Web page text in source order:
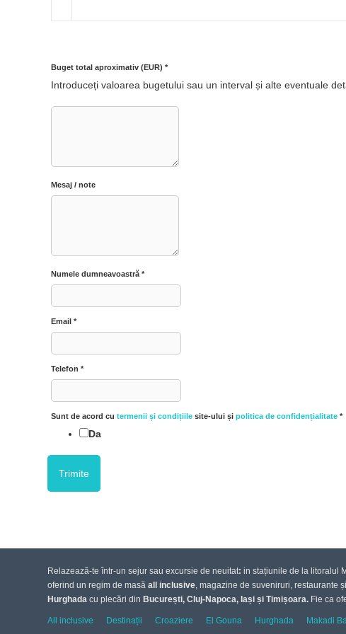
Buget total aproximativ (EUR) *
Introduceți valoarea bugetului sau un interval și alte eventuale
Mesaj / note
Numele dumneavoastră *
Email *
Telefon *
Sunt de acord cu termenii și condițiile site-ului și politica de confidențialitate *
Da
Relazează-te într-un sejur sau excursie de neuitat: in stațiunile de la litoralul
oferind un regim de masă all inclusive, magazine de suveniruri, restaurante
Hurghada cu plecări din București, Cluj-Napoca, Iași și Timișoara. Fie ca
All inclusive Destinații Croaziere El Gouna Hurghada Makadi